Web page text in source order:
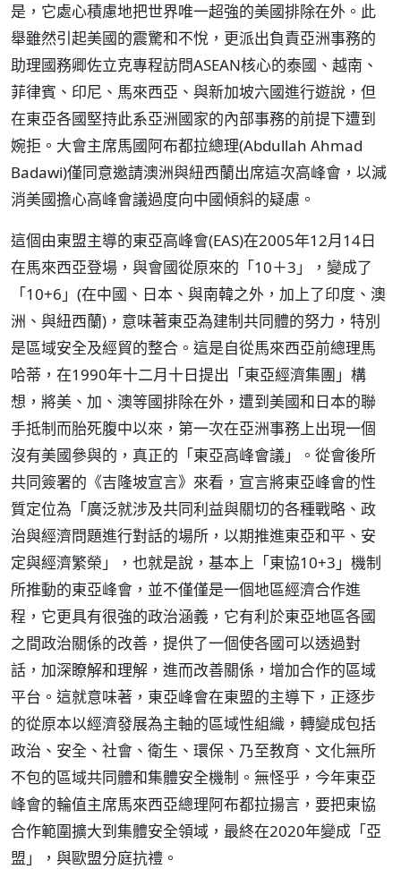
是，它處心積慮地把世界唯一超強的美國排除在外。此
舉雖然引起美國的震驚和不悅，更派出負責亞洲事務的
助理國務卿佐立克專程訪問ASEAN核心的泰國、越南、
菲律賓、印尼、馬來西亞、與新加坡六國進行遊說，但
在東亞各國堅持此系亞洲國家的內部事務的前提下遭到
婉拒。大會主席馬國阿布都拉總理(Abdullah Ahmad
Badawi)僅同意邀請澳洲與紐西蘭出席這次高峰會，以減
消美國擔心高峰會議過度向中國傾斜的疑慮。
這個由東盟主導的東亞高峰會(EAS)在2005年12月14日
在馬來西亞登場，與會國從原來的「10＋3」，變成了
「10+6」(在中國、日本、與南韓之外，加上了印度、澳
洲、與紐西蘭)，意味著東亞為建制共同體的努力，特別
是區域安全及經貿的整合。這是自從馬來西亞前總理馬
哈蒂，在1990年十二月十日提出「東亞經濟集團」構
想，將美、加、澳等國排除在外，遭到美國和日本的聯
手抵制而胎死腹中以來，第一次在亞洲事務上出現一個
沒有美國參與的，真正的「東亞高峰會議」。從會後所
共同簽署的《吉隆坡宣言》來看，宣言將東亞峰會的性
質定位為「廣泛就涉及共同利益與關切的各種戰略、政
治與經濟問題進行對話的場所，以期推進東亞和平、安
定與經濟繁榮」，也就是說，基本上「東協10+3」機制
所推動的東亞峰會，並不僅僅是一個地區經濟合作進
程，它更具有很強的政治涵義，它有利於東亞地區各國
之間政治關係的改善，提供了一個使各國可以透過對
話，加深瞭解和理解，進而改善關係，增加合作的區域
平台。這就意味著，東亞峰會在東盟的主導下，正逐步
的從原本以經濟發展為主軸的區域性組織，轉變成包括
政治、安全、社會、衛生、環保、乃至教育、文化無所
不包的區域共同體和集體安全機制。無怪乎，今年東亞
峰會的輪值主席馬來西亞總理阿布都拉揚言，要把東協
合作範圍擴大到集體安全領域，最終在2020年變成「亞
盟」，與歐盟分庭抗禮。